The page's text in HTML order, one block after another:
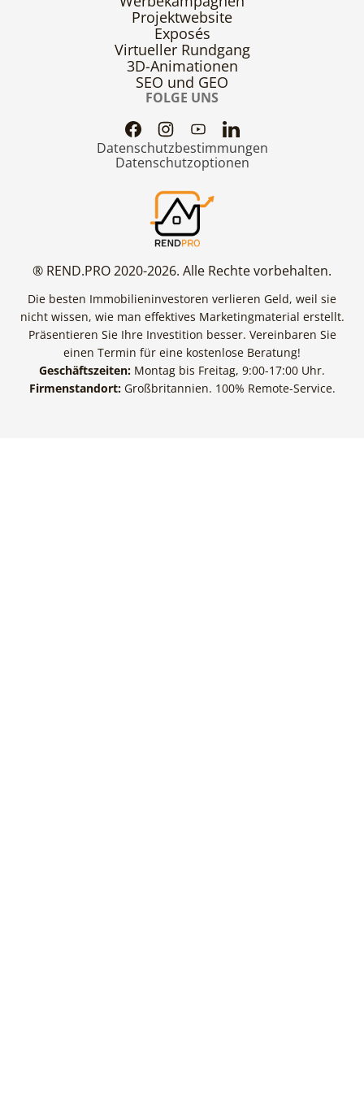
® REND.PRO 2020-2026. Alle Rechte vorbehalten.
Die besten Immobilieninvestoren verlieren Geld, weil sie
nicht wissen, wie man effektives Marketingmaterial erstellt.
Präsentieren Sie Ihre Investition besser. Vereinbaren Sie
einen Termin für eine kostenlose Beratung!
Geschäftszeiten: Montag bis Freitag, 9:00-17:00 Uhr.
Firmenstandort:Großbritannien. 100% Remote-Service.
FOLGE UNS
Datenschutzbestimmungen
Datenschutzoptionen
Projektwebsite
Exposés
Virtueller Rundgang
3D-Animationen
SEO und GEO